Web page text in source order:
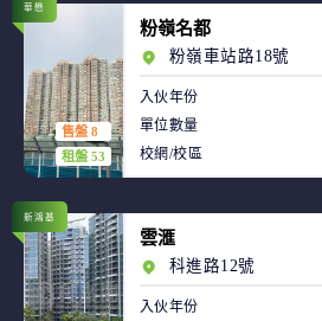
售盤 8
租盤 53
華懋
粉嶺名都
粉嶺車站路18號
入伙年份
單位數量
校網/校區
新鴻基
雲滙
科進路12號
入伙年份